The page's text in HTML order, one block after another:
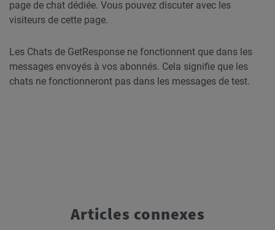
page de chat dédiée. Vous pouvez discuter avec les
visiteurs de cette page.
Les Chats de GetResponse ne fonctionnent que dans les
messages envoyés à vos abonnés. Cela signifie que les
chats ne fonctionneront pas dans les messages de test.
Articles connexes